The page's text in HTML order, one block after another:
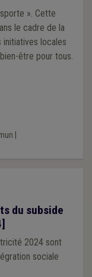
». Cette
le cadre de la
initiatives locales
être pour tous.
du subside
2024 sont
sociale